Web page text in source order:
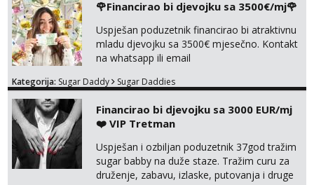
tel:0,93€ - mob:1,12€ min
Žana
Čekam tvoj poziv!
Tel: 064/677-677 - Kod: #135
tel:0,93€ - mob:1,12€ min
Zara
064/677-677
- Kod: #123
tel:0,93€ - mob:1,12€ min
Obavijesti me kada se oslobodi
🌹Financirao bi djevojku sa 3500€/mj🌹
Uspješan poduzetnik financirao bi atraktivnu
mladu djevojku sa 3500€ mjesečno. Kontakt
na whatsapp ili email
Kategorija: Sugar Daddy Sugar Daddies
Financirao bi djevojku sa 3000 EUR/mj
❤️ VIP Tretman
Uspješan i ozbiljan poduzetnik 37god tražim
sugar babby na duže staze. Tražim curu za
druženje, zabavu, izlaske, putovanja i druge